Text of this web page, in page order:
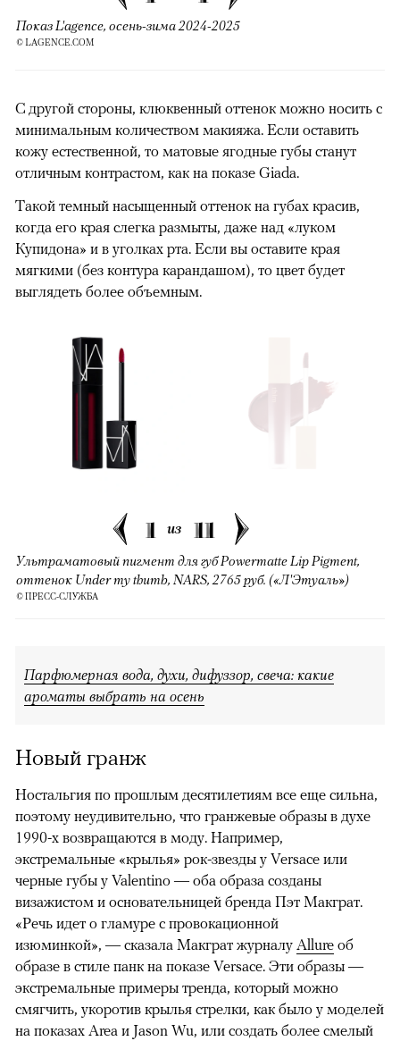
Показ L'agence, осень-зима 2024-2025
© LAGENCE.COM
С другой стороны, клюквенный оттенок можно носить с
минимальным количеством макияжа. Если оставить
кожу естественной, то матовые ягодные губы станут
отличным контрастом, как на показе Giada.
Такой темный насыщенный оттенок на губах красив,
когда его края слегка размыты, даже над «луком
Купидона» и в уголках рта. Если вы оставите края
мягкими (без контура карандашом), то цвет будет
выглядеть более объемным.
1 из 11
Ультраматовый пигмент для губ Powermatte Lip Pigment,
оттенок Under my thumb, NARS, 2765 руб. («Л'Этуаль»)
© ПРЕСС-СЛУЖБА
Парфюмерная вода, духи, дифуззор, свеча: какие
ароматы выбрать на осень
Новый гранж
Ностальгия по прошлым десятилетиям все еще сильна,
поэтому неудивительно, что гранжевые образы в духе
1990-х возвращаются в моду. Например,
экстремальные «крылья» рок-звезды у Versace или
черные губы у Valentino — оба образа созданы
визажистом и основательницей бренда Пэт Макграт.
«Речь идет о гламуре с провокационной
изюминкой», — сказала Макграт журналу Allure об
образе в стиле панк на показе Versace. Эти образы —
экстремальные примеры тренда, который можно
смягчить, укоротив крылья стрелки, как было у моделей
на показах Area и Jason Wu, или создать более смелый